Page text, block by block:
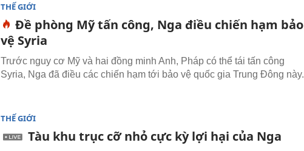
THẾ GIỚI
Đề phòng Mỹ tấn công, Nga điều chiến hạm bảo
vệ Syria
Trước nguy cơ Mỹ và hai đồng minh Anh, Pháp có thể tái tấn công
Syria, Nga đã điều các chiến hạm tới bảo vệ quốc gia Trung Đông này.
THẾ GIỚI
Tàu khu trục cỡ nhỏ cực kỳ lợi hại của Nga